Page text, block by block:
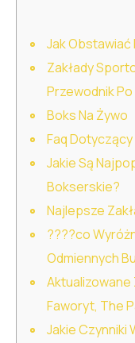
Jak Obstawiać
Zakłady
Przewodnik
Boks Na Żywo
Faq
Jakie Są
Bokserskie?
Najlepsze
????co
Odmiennych
Aktualizowane
Faworyt, The
Jakie Czynniki